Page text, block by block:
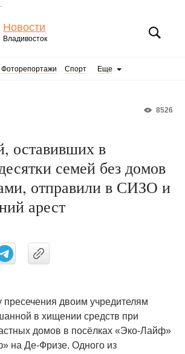
Новости
Владивосток
Фоторепортажи Спорт Еще
8526
оставивших в
семей без домов
отправили в СИЗО и
арест
пресечения двоим учредителям
в хищении средств при
домов в посёлках «Эко-Лайф»
на Де-Фризе. Одного из